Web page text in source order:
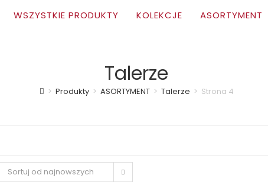
WSZYSTKIE PRODUKTY KOLEKCJE ASORTYMENT
Talerze
> Produkty > ASORTYMENT > Talerze > Strona 4
Sortuj od najnowszych